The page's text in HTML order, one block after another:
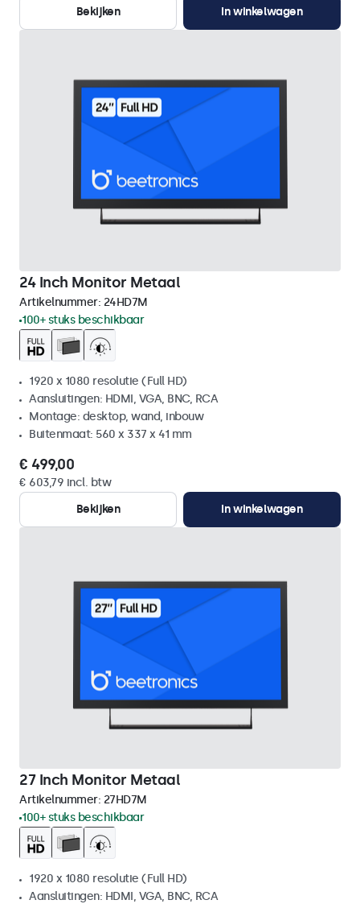
Bekijken
In winkelwagen
24 Inch Monitor Metaal
Artikelnummer: 24HD7M
100+ stuks beschikbaar
1920 x 1080 resolutie (Full HD)
Aansluitingen: HDMI, VGA, BNC, RCA
Montage: desktop, wand, inbouw
Buitenmaat: 560 x 337 x 41 mm
€ 499,00
€ 603,79 incl. btw
Bekijken
In winkelwagen
27 Inch Monitor Metaal
Artikelnummer: 27HD7M
100+ stuks beschikbaar
1920 x 1080 resolutie (Full HD)
Aansluitingen: HDMI, VGA, BNC, RCA